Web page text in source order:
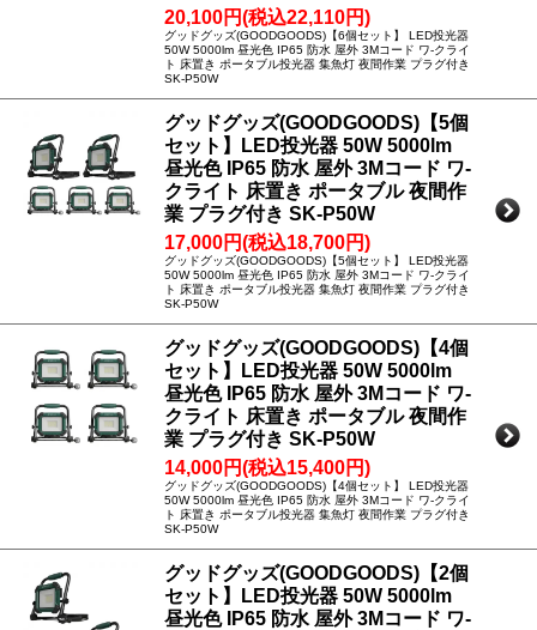
20,100円(税込22,110円)
グッドグッズ(GOODGOODS)【6個セット】 LED投光器
50W 5000lm 昼光色 IP65 防水 屋外 3Mコード ワ-クライ
ト 床置き ポータブル投光器 集魚灯 夜間作業 プラグ付き
SK-P50W
グッドグッズ(GOODGOODS)【5個
セット】LED投光器 50W 5000lm
昼光色 IP65 防水 屋外 3Mコード ワ-
クライト 床置き ポータブル 夜間作
業 プラグ付き SK-P50W
17,000円(税込18,700円)
グッドグッズ(GOODGOODS)【5個セット】 LED投光器
50W 5000lm 昼光色 IP65 防水 屋外 3Mコード ワ-クライ
ト 床置き ポータブル投光器 集魚灯 夜間作業 プラグ付き
SK-P50W
グッドグッズ(GOODGOODS)【4個
セット】LED投光器 50W 5000lm
昼光色 IP65 防水 屋外 3Mコード ワ-
クライト 床置き ポータブル 夜間作
業 プラグ付き SK-P50W
14,000円(税込15,400円)
グッドグッズ(GOODGOODS)【4個セット】 LED投光器
50W 5000lm 昼光色 IP65 防水 屋外 3Mコード ワ-クライ
ト 床置き ポータブル投光器 集魚灯 夜間作業 プラグ付き
SK-P50W
グッドグッズ(GOODGOODS)【2個
セット】LED投光器 50W 5000lm
昼光色 IP65 防水 屋外 3Mコード ワ-